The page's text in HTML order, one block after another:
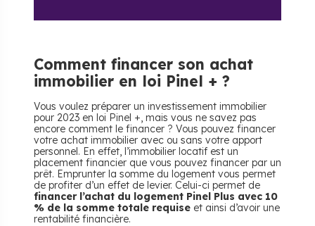
Comment financer son achat
immobilier en loi Pinel + ?
Vous voulez préparer un investissement immobilier
pour 2023 en loi Pinel +, mais vous ne savez pas
encore comment le financer ? Vous pouvez financer
votre achat immobilier avec ou sans votre apport
personnel. En effet, l’immobilier locatif est un
placement financier que vous pouvez financer par un
prêt. Emprunter la somme du logement vous permet
de profiter d’un effet de levier. Celui-ci permet de
financer l’achat du logement Pinel Plus avec 10
% de la somme totale requise et ainsi d’avoir une
rentabilité financière.